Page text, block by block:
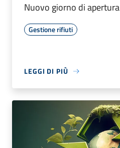
Nuovo giorno di apertura
Gestione rifiuti
LEGGI DI PIÙ